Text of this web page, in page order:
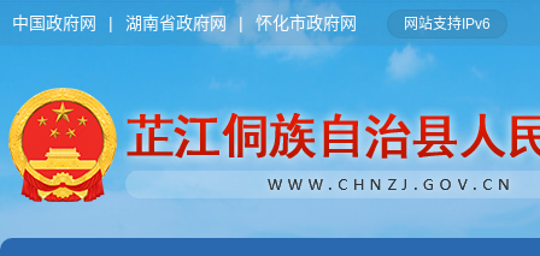
中国政府网 | 湖南省政府网 | 怀化市政府网 网站支持IPv6